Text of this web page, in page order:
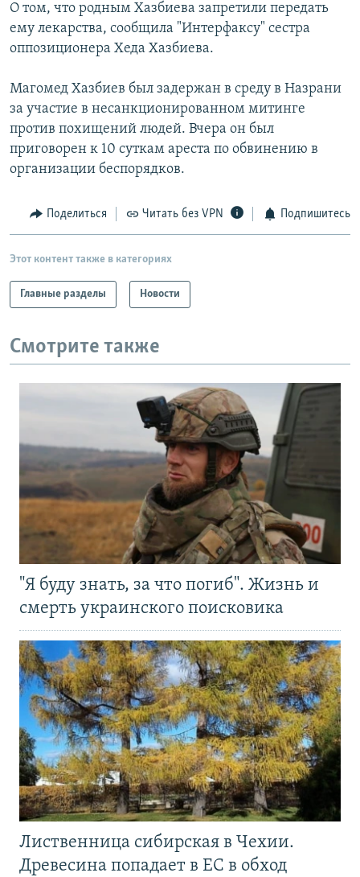
О том, что родным Хазбиева запретили передать
ему лекарства, сообщила "Интерфаксу" сестра
оппозиционера Хеда Хазбиева.
Магомед Хазбиев был задержан в среду в Назрани
за участие в несанкционированном митинге
против похищений людей. Вчера он был
приговорен к 10 суткам ареста по обвинению в
организации беспорядков.
Поделиться Читать без VPN Подпишитесь
Этот контент также в категориях
Главные разделы Новости
Смотрите также
"Я буду знать, за что погиб". Жизнь и
смерть украинского поисковика
Лиственница сибирская в Чехии.
Древесина попадает в ЕС в обход